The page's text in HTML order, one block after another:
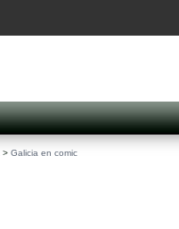
> Galicia en comic